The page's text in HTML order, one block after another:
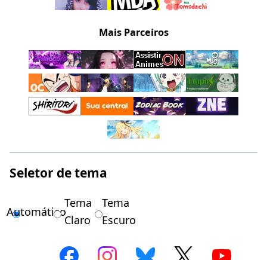
Mais Parceiros
Seletor de tema
Automático
Tema
Claro
Tema
Escuro